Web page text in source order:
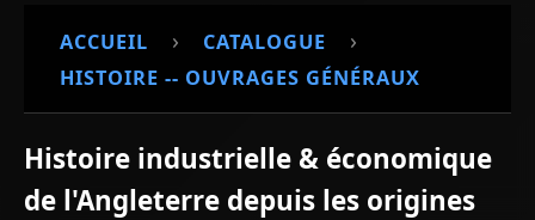
ACCUEIL › CATALOGUE ›
HISTOIRE -- OUVRAGES GÉNÉRAUX
Histoire industrielle & économique
de l'Angleterre depuis les origines